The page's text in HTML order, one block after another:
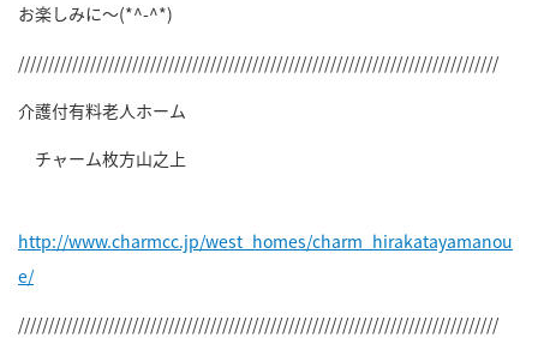
お楽しみに～(*^-^*)
////////////////////////////////////////////////////////////////////////////////
介護付有料老人ホーム
チャーム枚方山之上
http://www.charmcc.jp/west_homes/charm_hirakatayamanou
e/
////////////////////////////////////////////////////////////////////////////////